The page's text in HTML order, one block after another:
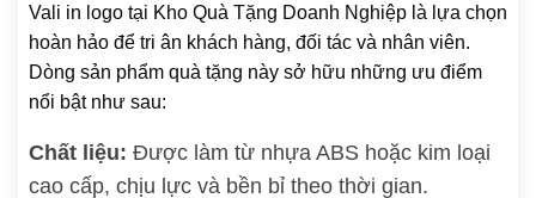
Vali in logo tại Kho Quà Tặng Doanh Nghiệp là lựa chọn
hoàn hảo để tri ân khách hàng, đối tác và nhân viên.
Dòng sản phẩm quà tặng này sở hữu những ưu điểm
nổi bật như sau:
Chất liệu: Được làm từ nhựa ABS hoặc kim loại
cao cấp, chịu lực và bền bỉ theo thời gian.